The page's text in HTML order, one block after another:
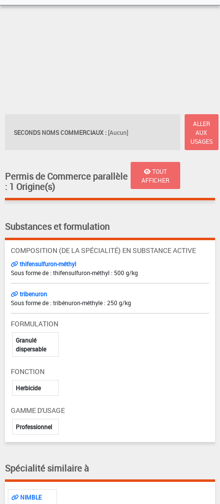
SECONDS NOMS COMMERCIAUX : [Aucun]
ALLER
AUX
USAGES
Permis de Commerce parallèle
: 1 Origine(s)
TOUT
AFFICHER
Substances et formulation
COMPOSITION (DE LA SPÉCIALITÉ) EN SUBSTANCE ACTIVE
thifensulfuron-méthyl
Sous forme de : thifensulfuron-méthyl : 500 g/kg
tribenuron
Sous forme de : tribénuron-méthyle : 250 g/kg
FORMULATION
Granulé
dispersable
FONCTION
Herbicide
GAMME D'USAGE
Professionnel
Spécialité similaire à
NIMBLE